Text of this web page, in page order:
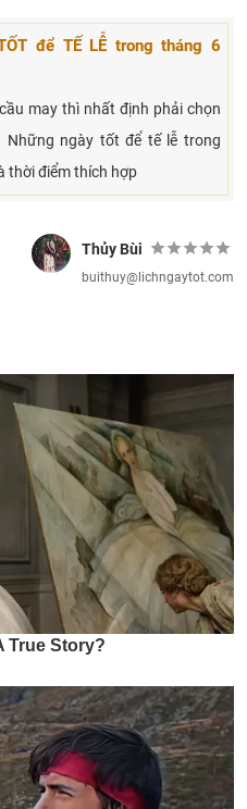
để TẾ LỄ trong tháng 6
may thì nhất định phải chọn
ngày tốt để tế lễ trong
thời điểm thích hợp
Thủy Bùi
buithuy@lichngaytot.com